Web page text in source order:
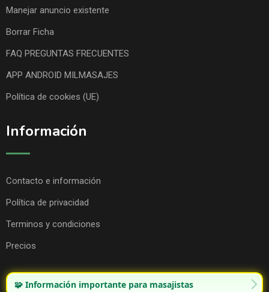
Manejar anuncio existente
Borrar Ficha
FAQ PREGUNTAS FRECUENTES
APP ANDROID MILMASAJES
Política de cookies (UE)
Información
Contacto e información
Política de privacidad
Terminos y condiciones
Precios
🧩 Información importante para masajistas